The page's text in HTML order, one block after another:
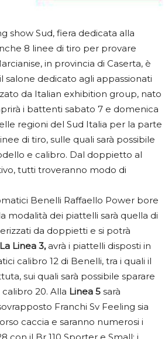
show Sud, fiera dedicata alla
8 linee di tiro per provare
in provincia di Caserta, è
dedicato agli appassionati
da Italian exhibition group, nato
i battenti sabato 7 e domenica
regioni del Sud Italia per la parte
di tiro, sulle quali sarà possibile
e calibro. Dal doppietto al
tutti troveranno modo di
Benelli Raffaello Power bore
modalità dei piattelli sarà quella di
da doppietti e si potrà
La Linea 3,avrà i piattelli disposti in
calibro 12 di Benelli, tra i quali il
sui quali sarà possibile sparare
20. Alla Linea 5 sarà
Franchi Sv Feeling sia
caccia e saranno numerosi i
con il Br 110 Sporter e Small; i